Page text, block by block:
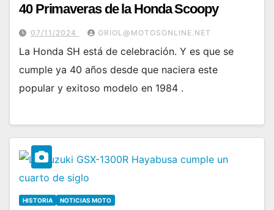
40 Primaveras de la Honda Scoopy
07/11/2024 ORIOL@MOTOSONLINE.NET
La Honda SH está de celebración. Y es que se
cumple ya 40 años desde que naciera este
popular y exitoso modelo en 1984 .
HISTORIA NOTICIAS MOTO